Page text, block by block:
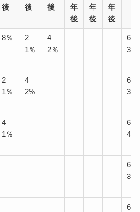
後
後
後
年
後
年
後
年
後
8％
2
1％
4
2％
6
3％
2
1％
4
2%
6
3％
4
1％
6
4％
6
3％
6